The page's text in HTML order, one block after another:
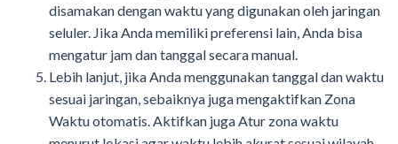
disamakan dengan waktu yang digunakan oleh jaringan
seluler. Jika Anda memiliki preferensi lain, Anda bisa
mengatur jam dan tanggal secara manual.
Lebih lanjut, jika Anda menggunakan tanggal dan waktu
sesuai jaringan, sebaiknya juga mengaktifkan Zona
Waktu otomatis. Aktifkan juga Atur zona waktu